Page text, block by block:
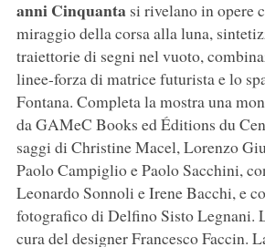
anni Cinquantasi rivelano in opere
miraggio della corsa alla luna,
traiettorie di segni nel vuoto,
linee-forza di matrice futurista e lo
Fontana. Completa la mostra una
da GAMeC Books ed Éditions du
saggi di Christine Macel, Lorenzo
Paolo Campiglio e Paolo Sacchini,
Leonardo Sonnoli e Irene Bacchi, e
fotografico di Delfino Sisto Legnani.
cura del designer Francesco Faccin.